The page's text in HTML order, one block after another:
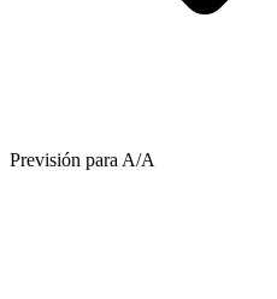
Previsión para A/A